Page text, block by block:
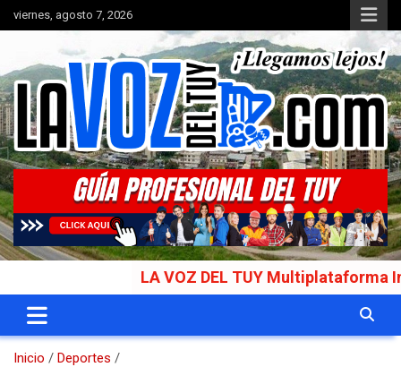
Saltar
al
viernes, agosto 7, 2026
La Voz del Tuy
Portal de noticias
LA VOZ DEL TUY Multiplataforma
Inicio
Deportes